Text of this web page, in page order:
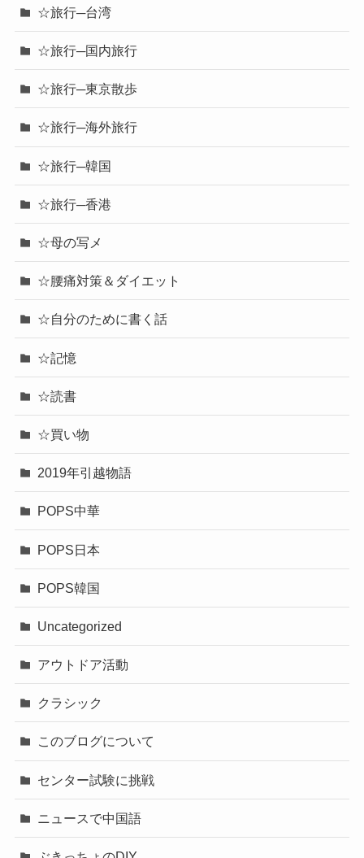
☆旅行─台湾
☆旅行─国内旅行
☆旅行─東京散歩
☆旅行─海外旅行
☆旅行─韓国
☆旅行─香港
☆母の写メ
☆腰痛対策＆ダイエット
☆自分のために書く話
☆記憶
☆読書
☆買い物
2019年引越物語
POPS中華
POPS日本
POPS韓国
Uncategorized
アウトドア活動
クラシック
このブログについて
センター試験に挑戦
ニュースで中国語